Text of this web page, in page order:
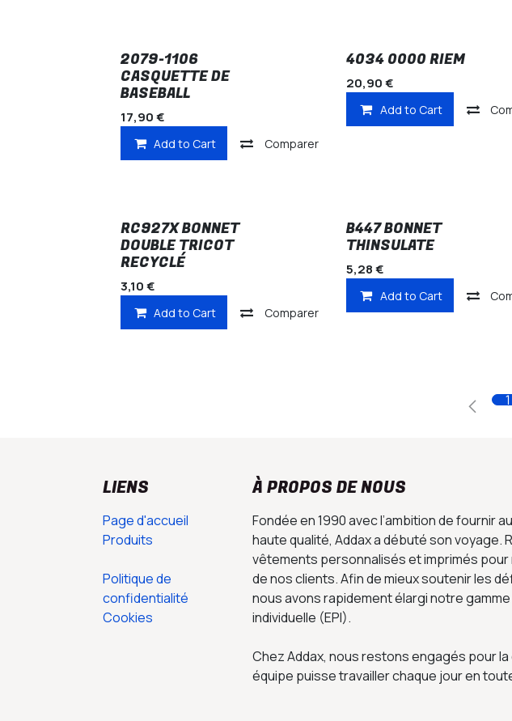
2079-1106
CASQUETTE DE
BASEBALL
17,90€
Add to Cart Comparer
4034 0000 RIEM
20,90€
Add to Cart
RC927X BONNET
DOUBLE TRICOT
RECYCLÉ
3,10€
Add to Cart Comparer
B447 BONNET
THINSULATE
5,28€
Add to Cart
1
LIENS
Page d'accueil
Produits
Politique de
confidentialité
Cookies
À PROPOS DE NOUS
Fondée en 1990 avec l’ambition de fournir
haute qualité, Addax a débuté son voyage.
vêtements personnalisés et imprimés
de nos clients. Afin de mieux soutenir les
nous avons rapidement élargi notre
individuelle (EPI).
Chez Addax, nous restons engagés pour
équipe puisse travailler chaque jour en